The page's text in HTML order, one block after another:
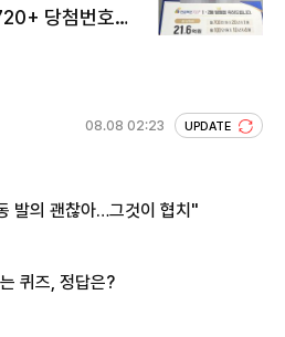
당첨번호조
08.08 02:23 UPDATE
발의 괜찮아…그것이 협치"
퀴즈, 정답은?